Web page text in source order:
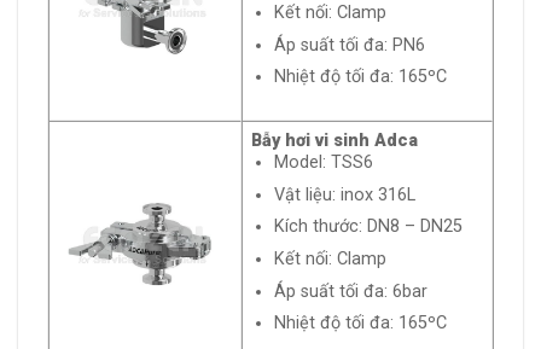
Kết nối: Clamp
Áp suất tối đa: PN6
Nhiệt độ tối đa: 165ºC
Bẫy hơi vi sinh Adca
Model: TSS6
Vật liệu: inox 316L
Kích thước: DN8 – DN25
Kết nối: Clamp
Áp suất tối đa: 6bar
Nhiệt độ tối đa: 165ºC